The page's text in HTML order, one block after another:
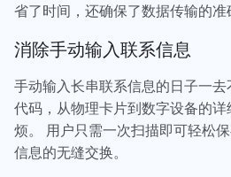
省了时间，还确保了数据传输的准
消除手动输入联系信息
手动输入长串联系信息的日子一
代码，从物理卡片到数字设备的
烦。 用户只需一次扫描即可轻松
信息的无缝交换。